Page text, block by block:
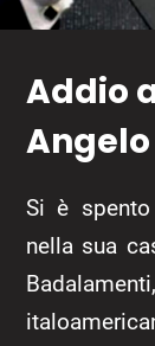
Addio
Si è
nella sua